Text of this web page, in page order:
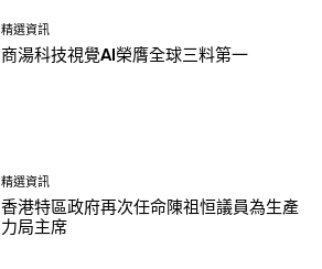
精選資訊
商湯科技視覺AI榮膺全球三料第一
精選資訊
香港特區政府再次任命陳祖恒議員為生產
力局主席